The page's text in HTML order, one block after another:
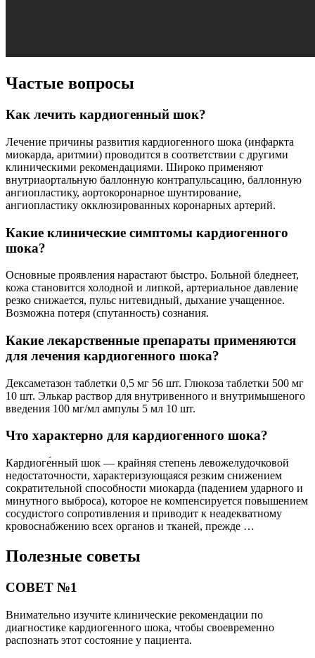
Частые вопросы
Как лечить кардиогенный шок?
Лечение причины развития кардиогенного шока (инфаркта
миокарда, аритмии) проводится в соответствии с другими
клиническими рекомендациями. Широко применяют
внутриаортальную баллонную контрапульсацию, баллонную
ангиопластику, аортокоронарное шунтирование,
ангиопластику окклюзированных коронарных артерий.
Какие клинические симптомы кардиогенного
шока?
Основные проявления нарастают быстро. Больной бледнеет,
кожа становится холодной и липкой, артериальное давление
резко снижается, пульс нитевидный, дыхание учащенное.
Возможна потеря (спутанность) сознания.
Какие лекарственные препараты применяются
для лечения кардиогенного шока?
Дексаметазон таблетки 0,5 мг 56 шт. Глюкоза таблетки 500 мг
10 шт. Элькар раствор для внутривенного и внутримышеного
введения 100 мг/мл ампулы 5 мл 10 шт.
Что характерно для кардиогенного шока?
Кардиоге́нный шок — крайняя степень левожелудочковой
недостаточности, характеризующаяся резким снижением
сократительной способности миокарда (падением ударного и
минутного выброса), которое не компенсируется повышением
сосудистого сопротивления и приводит к неадекватному
кровоснабжению всех органов и тканей, прежде …
Полезные советы
СОВЕТ №1
Внимательно изучите клинические рекомендации по
диагностике кардиогенного шока, чтобы своевременно
распознать этот состояние у пациента.